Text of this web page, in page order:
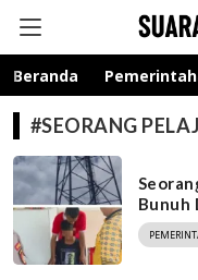
Beranda
#SEORANG
Bunuh